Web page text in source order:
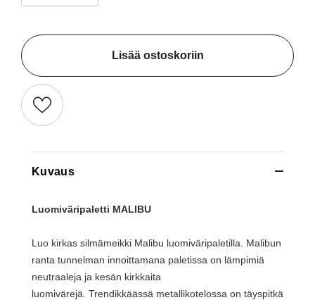
Lisää ostoskoriin
Kuvaus
Luomiväripaletti MALIBU
Luo kirkas silmämeikki Malibu luomiväripaletilla. Malibun
ranta tunnelman innoittamana paletissa on lämpimiä
neutraaleja ja kesän kirkkaita
luomivärejä. Trendikkäässä metallikotelossa on täyspitkä